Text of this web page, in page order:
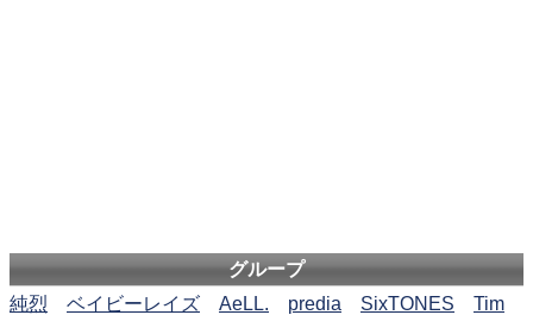
グループ
純烈
ベイビーレイズ AeLL. predia SixTONES
Tim